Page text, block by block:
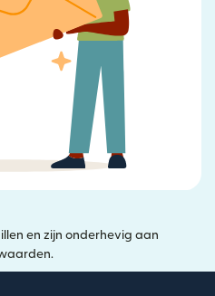
en zijn onderhevig aan